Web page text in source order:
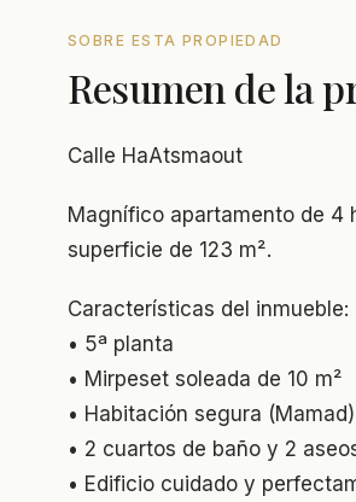
SOBRE ESTA PROPIEDAD
Resumen de la
Calle HaAtsmaout
Magnífico apartamento de 4
superficie de 123 m².
Características del inmueble:
• 5ª planta
• Mirpeset soleada de 10 m²
• Habitación segura (Mamad)
• 2 cuartos de baño y 2
• Edificio cuidado y